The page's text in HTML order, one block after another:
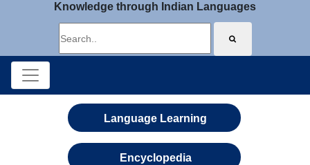
Knowledge through Indian Languages
Language Learning
Encyclopedia